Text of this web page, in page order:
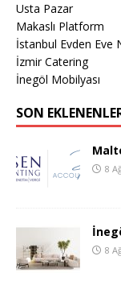
Usta Pazar
Makaslı Platform
İstanbul Evden Eve
İzmir Catering
İnegöl Mobilyası
SON
8
8